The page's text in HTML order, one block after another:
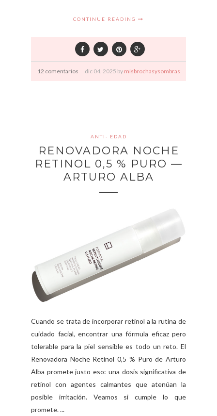
CONTINUE READING
12 comentarios dic 04, 2025 by misbrochasysombras
ANTI- EDAD
RENOVADORA NOCHE
RETINOL 0,5 % PURO —
ARTURO ALBA
Cuando se trata de incorporar retinol a la rutina de
cuidado facial, encontrar una fórmula eficaz pero
tolerable para la piel sensible es todo un reto. El
Renovadora Noche Retinol 0,5 % Puro de Arturo
Alba promete justo eso: una dosis significativa de
retinol con agentes calmantes que atenúan la
posible irritación. Veamos si cumple lo que
promete. ...